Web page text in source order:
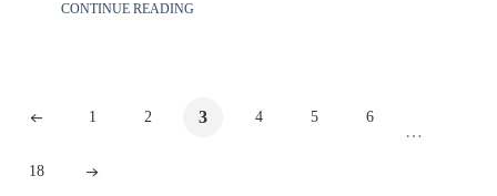
CONTINUE READING
1 2 3 4 5 6
…
18